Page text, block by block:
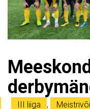
III liiga ,